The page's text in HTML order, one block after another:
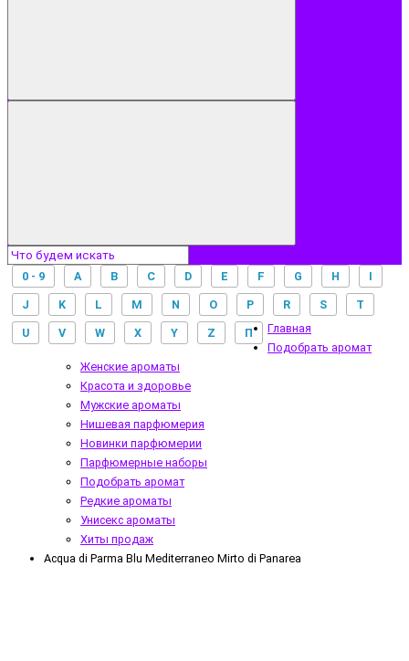
0 - 9 A B C D E F G H I
J K L M N O P R S T
U V W X Y Z П
Главная
Подобрать аромат
Женские ароматы
Красота и здоровье
Мужские ароматы
Нишевая парфюмерия
Новинки парфюмерии
Парфюмерные наборы
Подобрать аромат
Редкие ароматы
Унисекс ароматы
Хиты продаж
Acqua di Parma Blu Mediterraneo Mirto di Panarea